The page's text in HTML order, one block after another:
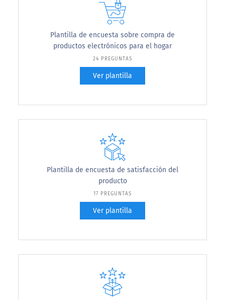
Plantilla de encuesta sobre compra de
productos electrónicos para el hogar
24 PREGUNTAS
Ver plantilla
Plantilla de encuesta de satisfacción del
producto
17 PREGUNTAS
Ver plantilla